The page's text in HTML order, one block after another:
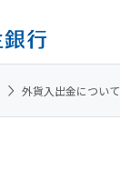
外貨入出金について